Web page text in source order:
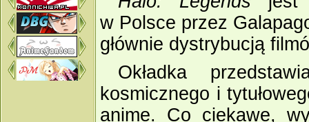
w Polsce przez
głównie dystrybucją
Okładka
kosmicznego i
anime. Co ciekawe,